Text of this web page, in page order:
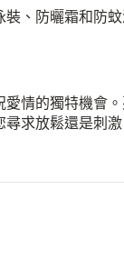
、防曬霜和防
情的獨特機會
求放鬆還是刺